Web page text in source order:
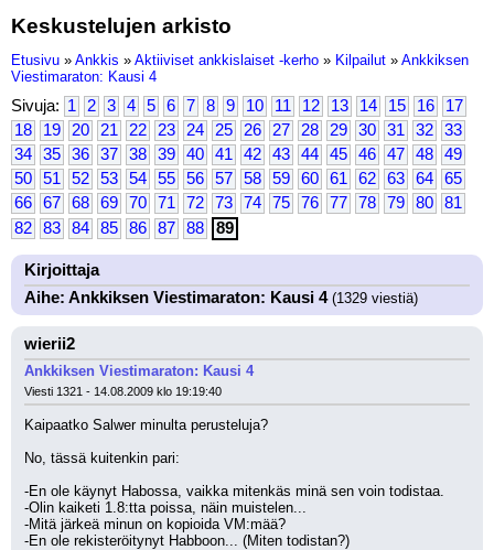
Keskustelujen arkisto
Etusivu » Ankkis » Aktiiviset ankkislaiset -kerho » Kilpailut » Ankkiksen
Viestimaraton: Kausi 4
Sivuja: 1 2 3 4 5 6 7 8 9 10 11 12 13 14 15 16
17
18
19 20 21 22 23 24 25 26 27 28 29 30 31 32
33
34
35 36 37 38 39 40 41 42 43 44 45 46 47 48
49
50
51 52 53 54 55 56 57 58 59 60 61 62 63 64
65
66
67 68 69 70 71 72 73 74 75 76 77 78 79 80
81
82
83 84 85 86 87 88 89
Kirjoittaja
Aihe: Ankkiksen Viestimaraton: Kausi 4(1329 viestiä)
wierii2
Ankkiksen Viestimaraton: Kausi 4
Viesti 1321 - 14.08.2009 klo 19:19:40
Kaipaatko Salwer minulta perusteluja?
No, tässä kuitenkin pari:
-En ole käynyt Habossa, vaikka mitenkäs minä sen voin todistaa.
-Olin kaiketi 1.8:tta poissa, näin muistelen...
-Mitä järkeä minun on kopioida VM:mää?
-En ole rekisteröitynyt Habboon... (Miten todistan?)